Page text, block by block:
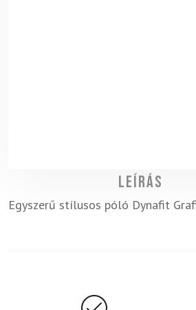
Leírás
Egyszerű stílusos póló Dynafit